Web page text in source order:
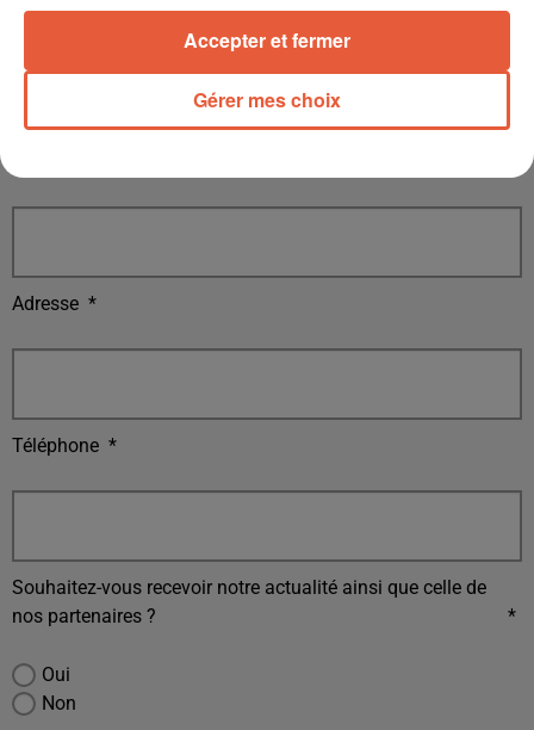
Code Postal
Adresse *
Téléphone *
Souhaitez-vous recevoir notre actualité ainsi que celle de
nos partenaires ?
*
Oui
Non
Gérer mes choix
Accepter et fermer